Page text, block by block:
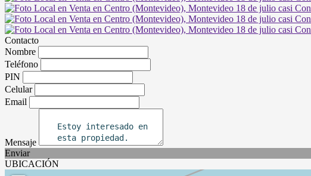
Contacto
Nombre
Teléfono
PIN
Celular
Email
Mensaje
Enviar
UBICACIÓN